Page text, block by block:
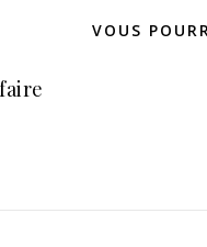
VOUS